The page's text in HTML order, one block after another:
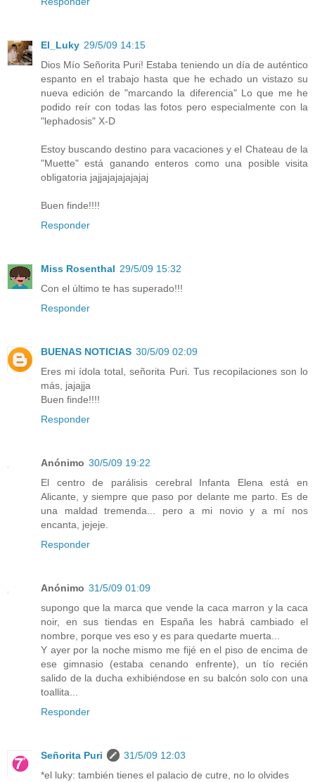
El_Luky 29/5/09 14:15
Dios Mío Señorita Puri! Estaba teniendo un día de auténtico
espanto en el trabajo hasta que he echado un vistazo su
nueva edición de "marcando la diferencia" Lo que me he
podido reír con todas las fotos pero especialmente con la
"lephadosis" X-D
Estoy buscando destino para vacaciones y el Chateau de la
"Muette" está ganando enteros como una posible visita
obligatoria jajjajajajajajaj
Buen finde!!!!
Responder
Miss Rosenthal 29/5/09 15:32
Con el último te has superado!!!
Responder
BUENAS NOTICIAS 30/5/09 02:09
Eres mi ídola total, señorita Puri. Tus recopilaciones son lo
más, jajajja
Buen finde!!!!
Responder
Anónimo 30/5/09 19:22
El centro de parálisis cerebral Infanta Elena está en
Alicante, y siempre que paso por delante me parto. Es de
una maldad tremenda... pero a mi novio y a mí nos
encanta, jejeje.
Responder
Anónimo 31/5/09 01:09
supongo que la marca que vende la caca marron y la caca
noir, en sus tiendas en España les habrá cambiado el
nombre, porque ves eso y es para quedarte muerta...
Y ayer por la noche mismo me fijé en el piso de encima de
ese gimnasio (estaba cenando enfrente), un tío recién
salido de la ducha exhibiéndose en su balcón solo con una
toallita...
Responder
Señorita Puri
31/5/09 12:03
*el luky: también tienes el palacio de cutre, no lo olvides